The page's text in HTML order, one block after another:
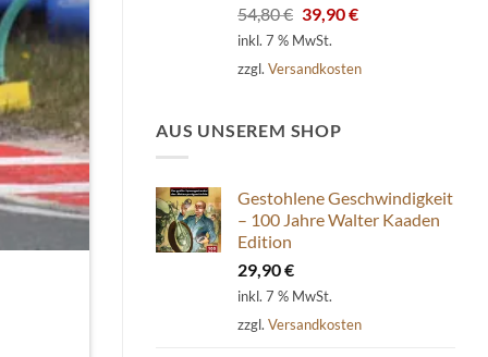
54,80€ Ursprünglicher
Preis
war:
54,80 €
39,90€Aktueller
39,90 €.
inkl. 7 % MwSt.
zzgl. Versandkosten
AUS UNSEREM SHOP
Gestohlene Geschwindigkeit
– 100 Jahre Walter Kaaden
Edition
29,90€
inkl. 7 % MwSt.
zzgl. Versandkosten